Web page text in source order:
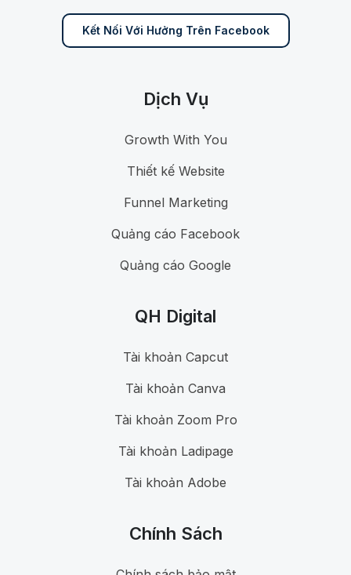
Kết Nối Với Hưởng Trên Facebook
Dịch Vụ
Growth With You
Thiết kế Website
Funnel Marketing
Quảng cáo Facebook
Quảng cáo Google
QH Digital
Tài khoản Capcut
Tài khoản Canva
Tài khoản Zoom Pro
Tài khoản Ladipage
Tài khoản Adobe
Chính Sách